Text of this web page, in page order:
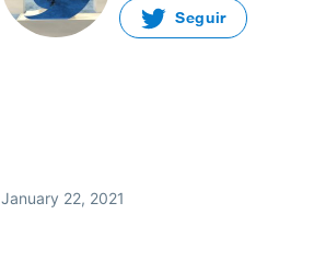
Seguir
January 22, 2021